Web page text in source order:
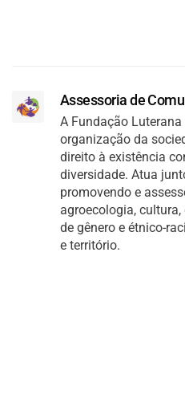
Assessoria de
A Fundação
organização da
direito à existência
diversidade. Atua
promovendo e
agroecologia,
de gênero e étnico-
e território.